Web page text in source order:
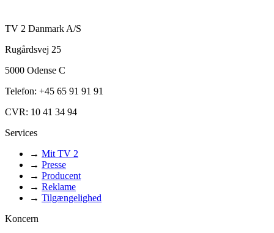
TV 2 Danmark A/S
Rugårdsvej 25
5000 Odense C
Telefon: +45 65 91 91 91
CVR: 10 41 34 94
Services
→ Mit TV 2
→ Presse
→ Producent
→ Reklame
→ Tilgængelighed
Koncern